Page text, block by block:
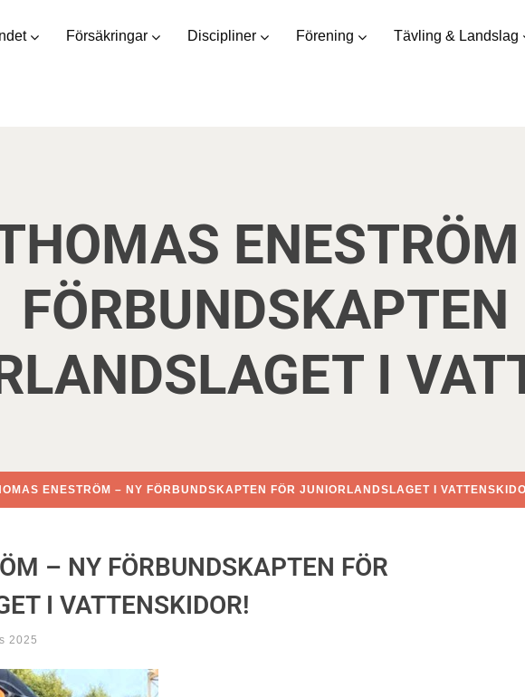
Försäkringar Discipliner Förening Tävling & Landslag
FÖRBUNDSKAPTEN
I
ENESTRÖM – NY FÖRBUNDSKAPTEN FÖR JUNIORLANDSLAGET I
– NY FÖRBUNDSKAPTEN FÖR
I VATTENSKIDOR!
2025